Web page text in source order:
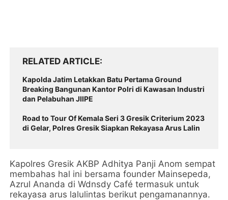
RELATED ARTICLE
Kapolda Jatim Letakkan Batu Pertama Ground
Breaking Bangunan Kantor Polri di Kawasan Industri
dan Pelabuhan JIIPE
Road to Tour Of Kemala Seri 3 Gresik Criterium 2023
di Gelar, Polres Gresik Siapkan Rekayasa Arus Lalin
Kapolres Gresik AKBP Adhitya Panji Anom sempat
membahas hal ini bersama founder Mainsepeda,
Azrul Ananda di Wdnsdy Café termasuk untuk
rekayasa arus lalulintas berikut pengamanannya.